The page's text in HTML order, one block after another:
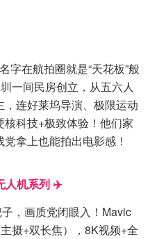
在航拍圈就是“天花板”般
一间民房创立，从五六人
连好莱坞导演、极限运动
科技+极致体验！他们家
拿上也能拍出电影感！
人机系列 ✈️
，画质党闭眼入！Mavic
摄+双长焦），8K视频+全